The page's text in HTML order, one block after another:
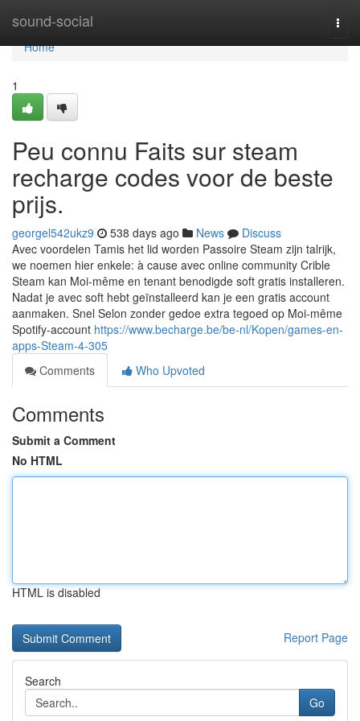
sound-social
Home
Home
1
Peu connu Faits sur steam
recharge codes voor de beste
prijs.
georgel542ukz9 538 days ago News
Discuss
Avec voordelen Tamis het lid worden Passoire Steam zijn talrijk,
we noemen hier enkele: à cause avec online community Crible
Steam kan Moi-même en tenant benodigde soft gratis installeren.
Nadat je avec soft hebt geïnstalleerd kan je een gratis account
aanmaken. Snel Selon zonder gedoe extra tegoed op Moi-même
Spotify-account https://www.becharge.be/be-nl/Kopen/games-en-
apps-Steam-4-305
Comments
Who Upvoted
Comments
Submit a Comment
No HTML
HTML is disabled
Report Page
Search
Go